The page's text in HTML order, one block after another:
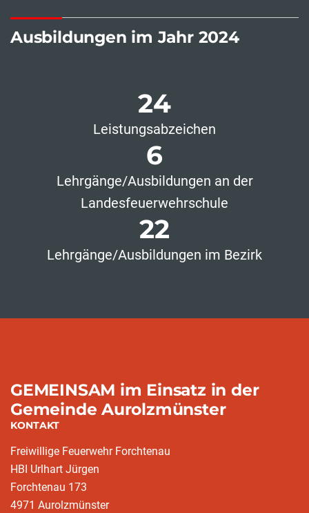
Ausbildungen im Jahr 2024
24
Leistungsabzeichen
6
Lehrgänge/Ausbildungen an der
Landesfeuerwehrschule
22
Lehrgänge/Ausbildungen im Bezirk
GEMEINSAM im Einsatz in der
Gemeinde Aurolzmünster
KONTAKT
Freiwillige Feuerwehr Forchtenau
HBI Urlhart Jürgen
Forchtenau 173
4971 Aurolzmünster